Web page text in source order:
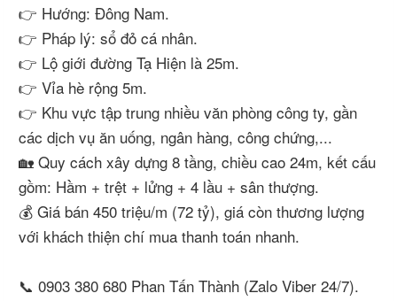
👉 Hướng: Đông Nam.
👉 Pháp lý: sổ đỏ cá nhân.
👉 Lộ giới đường Tạ Hiện là 25m.
👉 Vỉa hè rộng 5m.
👉 Khu vực tập trung nhiều văn phòng công ty, gần
các dịch vụ ăn uống, ngân hàng, công chứng,...
🏡 Quy cách xây dựng 8 tầng, chiều cao 24m, kết cấu
gồm: Hầm + trệt + lửng + 4 lầu + sân thượng.
💰 Giá bán 450 triệu/m (72 tỷ), giá còn thương lượng
với khách thiện chí mua thanh toán nhanh.
📞 0903 380 680 Phan Tấn Thành (Zalo Viber 24/7).